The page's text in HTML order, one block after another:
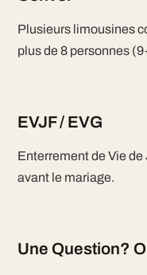
Plusieurs limousines
plus de 8 personnes
EVJF / EVG
Enterrement de Vie
avant le mariage.
Une Question?